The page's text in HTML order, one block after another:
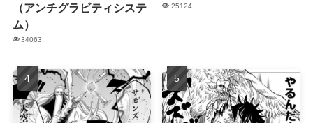
（アンチグラビティシステ
ム）
34063
25124